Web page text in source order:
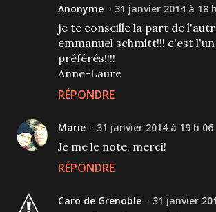
Anonyme 31 janvier 2014 à 18
je te conseille la part de
emmanuel schmitt!!! c'est
préférés!!!!
Anne-Laure
RÉPONDRE
Marie 31 janvier 2014 à 19 h 06
Je me le note, merci!
RÉPONDRE
Caro de Grenoble 31 janvier